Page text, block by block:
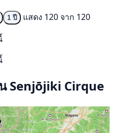
1 ปี
แสดง 120 จาก 120
Senjōjiki Cirque